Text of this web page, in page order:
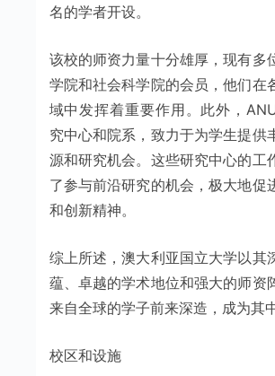
名的学者开设。
该校的师资力量十分雄厚，现有多
学院和社会科学院的会员，他们在
域中发挥着重要作用。此外，
究中心和院系，致力于为学生提供
源和研究机会。这些研究中心的工
了参与前沿研究的机会，极大地促
和创新精神。
综上所述，澳大利亚国立大学以其
蕴、卓越的学术地位和强大的师资
来自全球的学子前来深造，成为其
校区和设施